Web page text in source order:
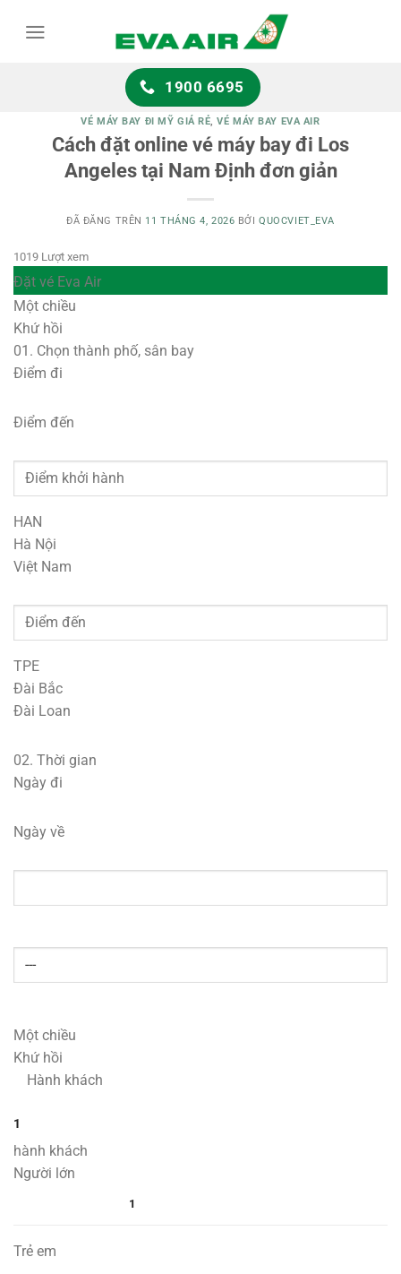
1900 6695
VÉ MÁY BAY ĐI MỸ GIÁ RẺ,VÉ MÁY BAY EVA AIR
Cách đặt online vé máy bay đi Los
Angeles tại Nam Định đơn giản
ĐÃ ĐĂNG TRÊN 11 THÁNG 4, 2026 BỞIQUOCVIET_EVA
1019 Lượt xem
Đặt vé Eva Air
Một chiều
Khứ hồi
01. Chọn thành phố, sân bay
Điểm đi
Điểm đến
HAN
Hà Nội
Việt Nam
TPE
Đài Bắc
Đài Loan
02. Thời gian
Ngày đi
Ngày về
Một chiều
Khứ hồi
Hành khách
1
hành khách
Người lớn
1
Trẻ em